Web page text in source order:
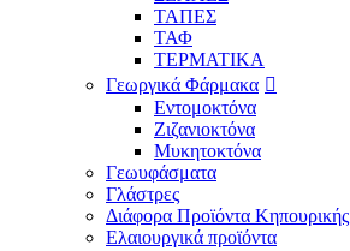
ΤΑΠΕΣ
ΤΑΦ
ΤΕΡΜΑΤΙΚΑ
Γεωργικά Φάρμακα
Εντομοκτόνα
Ζιζανιοκτόνα
Μυκητοκτόνα
Γεωυφάσματα
Γλάστρες
Διάφορα Προϊόντα Κηπουρικής
Ελαιουργικά προϊόντα